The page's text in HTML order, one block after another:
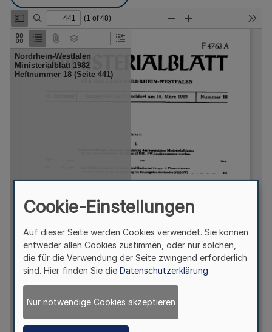
Cookie-Einstellungen
Auf dieser Seite werden Cookies verwendet. Sie können
entweder allen Cookies zustimmen, oder nur solchen,
die für die Verwendung der Seite zwingend erforderlich
sind. Hier finden Sie die Datenschutzerklärung
Nur notwendige Cookies akzeptieren